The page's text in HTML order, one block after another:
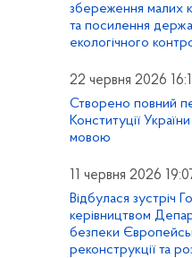
збереження малих
та посилення
екологічного
22 червня 2026
Створено повний
Конституції
мовою
11 червня 2026
Відбулася зустріч
керівництвом
безпеки
реконструкції та